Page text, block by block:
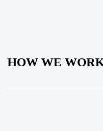
HOW WE